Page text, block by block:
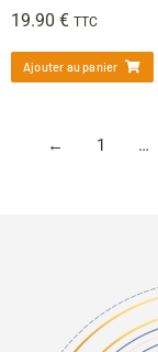
19.90 € TTC
Ajouter au panier
← 1 …